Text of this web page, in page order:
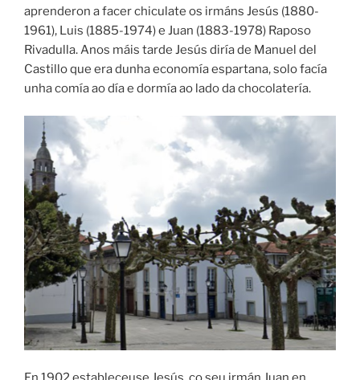
aprenderon a facer chiculate os irmáns Jesús (1880-
1961), Luis (1885-1974) e Juan (1883-1978) Raposo
Rivadulla. Anos máis tarde Jesús diría de Manuel del
Castillo que era dunha economía espartana, solo facía
unha comía ao día e dormía ao lado da chocolatería.